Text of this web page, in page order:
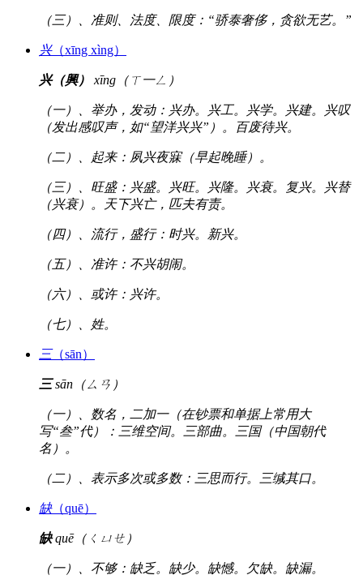
（三）、准则、法度、限度：“骄泰奢侈，贪欲无艺。”
兴（xīng xìng）
兴（興） xīng（ㄒ一ㄥ）
（一）、举办，发动：兴办。兴工。兴学。兴建。兴叹
（发出感叹声，如“望洋兴兴”）。百废待兴。
（二）、起来：夙兴夜寐（早起晚睡）。
（三）、旺盛：兴盛。兴旺。兴隆。兴衰。复兴。兴替
（兴衰）。天下兴亡，匹夫有责。
（四）、流行，盛行：时兴。新兴。
（五）、准许：不兴胡闹。
（六）、或许：兴许。
（七）、姓。
三（sān）
三sān（ㄙㄢ）
（一）、数名，二加一（在钞票和单据上常用大
写“叁”代）：三维空间。三部曲。三国（中国朝代
名）。
（二）、表示多次或多数：三思而行。三缄其口。
缺（quē）
缺quē（ㄑㄩㄝ）
（一）、不够：缺乏。缺少。缺憾。欠缺。缺漏。